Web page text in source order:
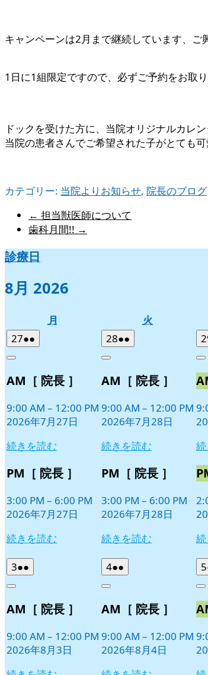
キャンペーンは2月まで継続しています、ご
1日に1組限定ですので、必ずご予約をお取
ドックを受けた方に、当院オリジナルカレ
当院の患者さんでご希望された子がとても
カテゴリー: 当院よりお知らせ, 院長のブログ
← 担当獣医師について
歯科月間!! →
診療日
8月 2026
月 火
272026
年
月
日
●●
件
イ
ン
ト)
Close
AM［ 院長 ］
9:00 AM – 12:00 PM
2026年7月27日
続きを読む
PM［ 院長 ］
3:00 PM – 6:00 PM
2026年7月27日
続きを読む
282026
年
月
日
●●
件
イ
ン
ト)
Close
AM［ 院長 ］
9:00 AM – 12:00 PM
2026年7月28日
続きを読む
PM［ 院長 ］
3:00 PM – 6:00 PM
2026年7月28日
続きを読む
32026
年
月
日
●●
件
イ
ン
ト)
Close
AM［ 院長 ］
9:00 AM – 12:00 PM
2026年8月3日
42026
年
月
日
●●
件
イ
ン
ト)
Close
AM［ 院長 ］
9:00 AM – 12:00 PM
2026年8月4日
5